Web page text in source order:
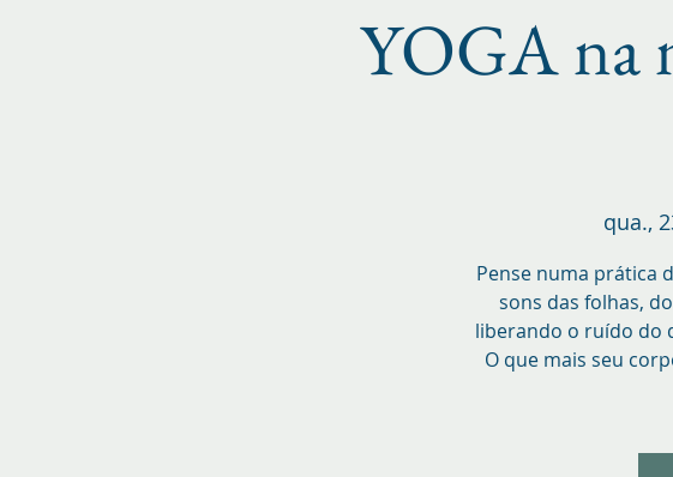
YOGA na
qua.,
Pense numa prática
sons das folhas,
liberando o ruído do
O que mais seu